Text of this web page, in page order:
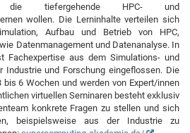
die tiefergehende HPC- und
wollen. Die Lerninhalte verteilen sich
Aufbau und Betrieb von HPC,
Datenmanagement und Datenanalyse. In
Fachexpertise aus dem Simulations- und
Industrie und Forschung eingeflossen. Die
6 Wochen und werden von Expert/innen
virtuellen Seminaren besteht exklusiv
konkrete Fragen zu stellen und sich
beispielsweise aus der Industrie zu